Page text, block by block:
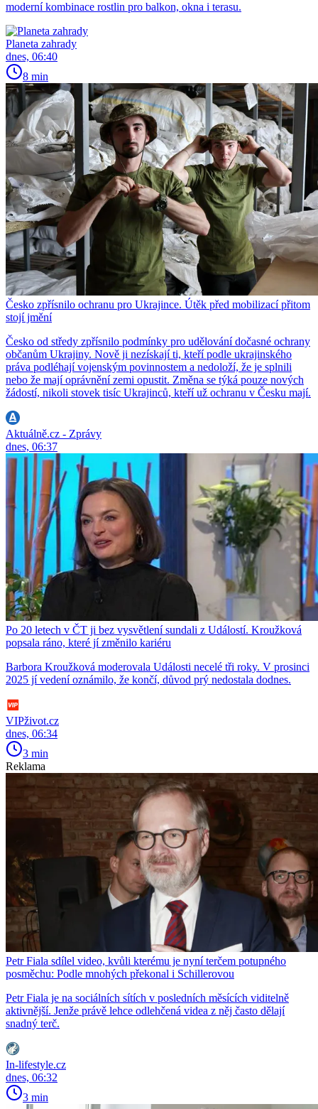
moderní kombinace rostlin pro balkon, okna i terasu.
Planeta zahrady
dnes, 06:40
8 min
Česko zpřísnilo ochranu pro Ukrajince. Útěk před mobilizací přitom
stojí jmění
Česko od středy zpřísnilo podmínky pro udělování dočasné ochrany
občanům Ukrajiny. Nově ji nezískají ti, kteří podle ukrajinského
práva podléhají vojenským povinnostem a nedoloží, že je splnili
nebo že mají oprávnění zemi opustit. Změna se týká pouze nových
žádostí, nikoli stovek tisíc Ukrajinců, kteří už ochranu v Česku mají.
Aktuálně.cz - Zprávy
dnes, 06:37
Po 20 letech v ČT ji bez vysvětlení sundali z Událostí. Kroužková
popsala ráno, které jí změnilo kariéru
Barbora Kroužková moderovala Události necelé tři roky. V prosinci
2025 jí vedení oznámilo, že končí, důvod prý nedostala dodnes.
VIPživot.cz
dnes, 06:34
3 min
Reklama
Petr Fiala sdílel video, kvůli kterému je nyní terčem potupného
posměchu: Podle mnohých překonal i Schillerovou
Petr Fiala je na sociálních sítích v posledních měsících viditelně
aktivnější. Jenže právě lehce odlehčená videa z něj často dělají
snadný terč.
In-lifestyle.cz
dnes, 06:32
3 min